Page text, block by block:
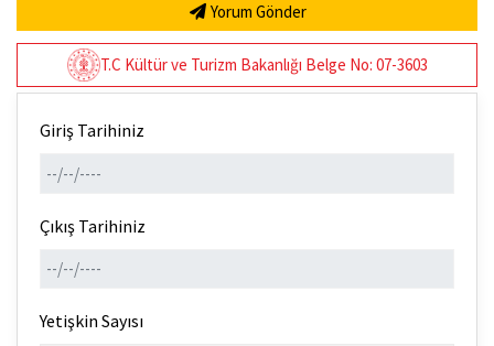
Yorum Gönder
T.C Kültür ve Turizm Bakanlığı Belge No: 07-3603
Giriş Tarihiniz
Çıkış Tarihiniz
Yetişkin Sayısı